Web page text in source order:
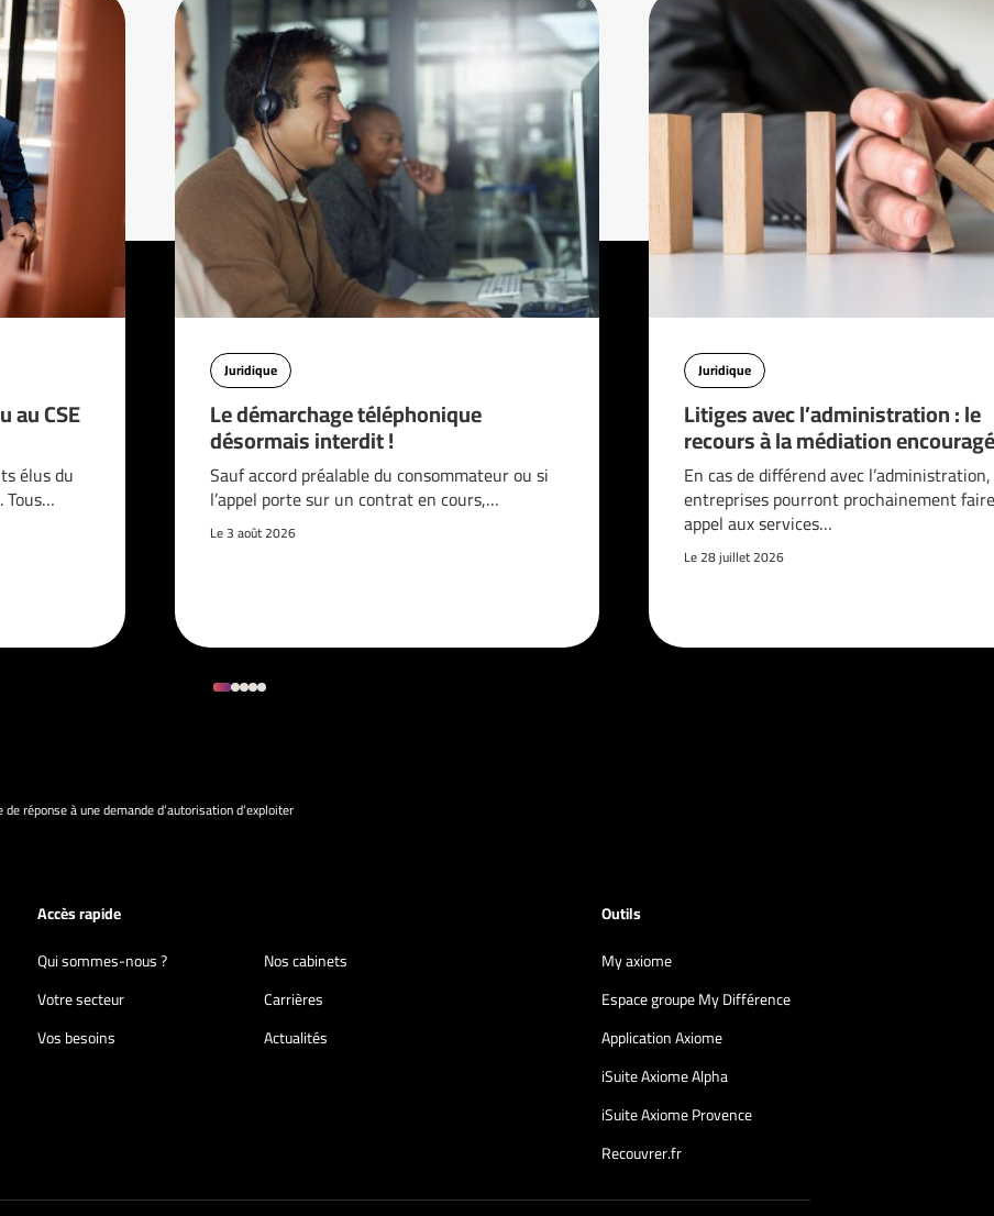
au CSE
élus du
Tous…
Juridique
Le démarchage téléphonique
désormais interdit !
Sauf accord préalable du consommateur ou si
l’appel porte sur un contrat en cours,…
Le 3 août 2026
Juridique
Litiges avec l’administration : le
recours à la médiation
En cas de différend avec
entreprises pourront prochainement faire
appel aux services…
Le 28 juillet 2026
de réponse à une demande d’autorisation d’exploiter
Accès rapide
Qui sommes-nous ?
Nos cabinets
Votre secteur
Carrières
Vos besoins
Actualités
Outils
My axiome
Espace groupe My Différence
Application Axiome
iSuite Axiome Alpha
iSuite Axiome Provence
Recouvrer.fr